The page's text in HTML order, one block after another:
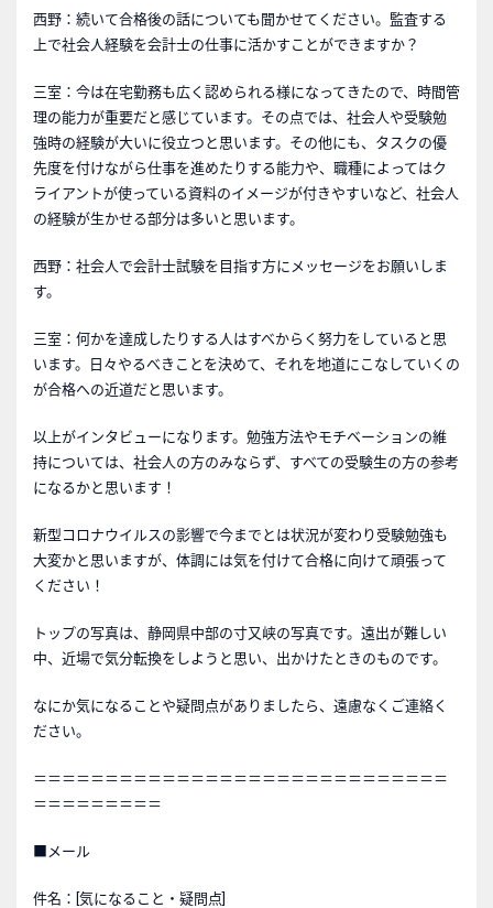
西野：続いて合格後の話についても聞かせてください。監査する
上で社会人経験を会計士の仕事に活かすことができますか？
三室：今は在宅勤務も広く認められる様になってきたので、時間管
理の能力が重要だと感じています。その点では、社会人や受験勉
強時の経験が大いに役立つと思います。その他にも、タスクの優
先度を付けながら仕事を進めたりする能力や、職種によってはク
ライアントが使っている資料のイメージが付きやすいなど、社会人
の経験が生かせる部分は多いと思います。
西野：社会人で会計士試験を目指す方にメッセージをお願いしま
す。
三室：何かを達成したりする人はすべからく努力をしていると思
います。日々やるべきことを決めて、それを地道にこなしていくの
が合格への近道だと思います。
以上がインタビューになります。勉強方法やモチベーションの維
持については、社会人の方のみならず、すべての受験生の方の参考
になるかと思います！
新型コロナウイルスの影響で今までとは状況が変わり受験勉強も
大変かと思いますが、体調には気を付けて合格に向けて頑張って
ください！
トップの写真は、静岡県中部の寸又峡の写真です。遠出が難しい
中、近場で気分転換をしようと思い、出かけたときのものです。
なにか気になることや疑問点がありましたら、遠慮なくご連絡く
ださい。
＝＝＝＝＝＝＝＝＝＝＝＝＝＝＝＝＝＝＝＝＝＝＝＝＝＝＝＝＝
＝＝＝＝＝＝＝＝＝
■メール
件名：[気になること・疑問点]